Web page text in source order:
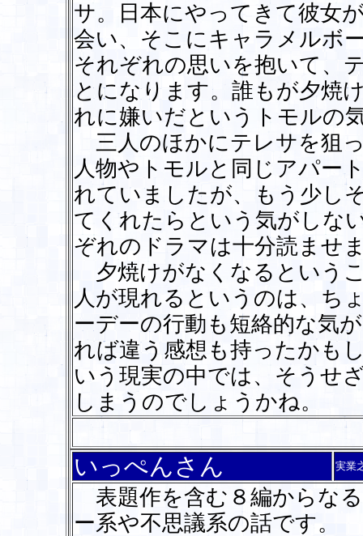
サ。日本にやってきて彼女
会い、そこにキャラメルボ
それぞれの思いを抱いて、
とになります。誰もが夕焼
れに嫌いだというトモルの
三人のほかにテレサを狙
人物やトモルと同じアパー
れていましたが、もう少し
てくれたらという気がしな
ぞれのドラマは十分読ませ
夕焼けがなくなるという
人が現れるというのは、ち
ーデーの行動も短絡的な気
れば違う感想も持ったかも
いう現実の中では、そうせ
しまうのでしょうかね。
いっぺんさん 実業
表題作を含む８編からな
ー系や不思議系の話です。